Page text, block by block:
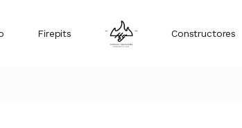
Firepits Constructores